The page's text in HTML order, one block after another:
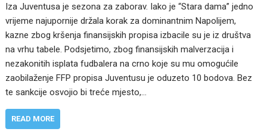
Iza Juventusa je sezona za zaborav. Iako je “Stara dama” jedno
vrijeme najupornije držala korak za dominantnim Napolijem,
kazne zbog kršenja finansijskih propisa izbacile su je iz društva
na vrhu tabele. Podsjetimo, zbog finansijskih malverzacija i
nezakonitih isplata fudbalera na crno koje su mu omogućile
zaobilaženje FFP propisa Juventusu je oduzeto 10 bodova. Bez
te sankcije osvojio bi treće mjesto,…
READ MORE